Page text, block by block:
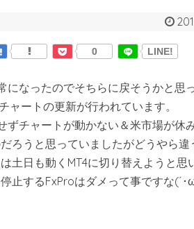
0 LINE!
になったのでそちらに戻そうかと思
ャートの更新が行われています。
ずチャートが動かない＆米市場が休
ろうと思っていましたがどうやら
土日も動くMT4に切り替えようと思
止するFxProはダメって事ですな(´･